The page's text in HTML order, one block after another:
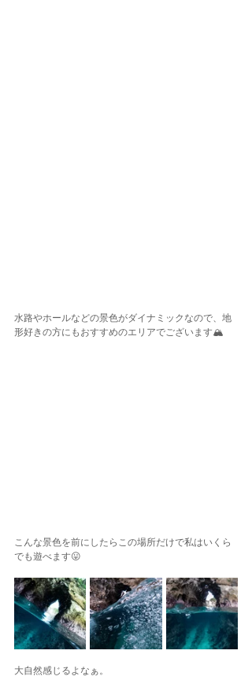
水路やホールなどの景色がダイナミックなので、地
形好きの方にもおすすめのエリアでございます🏔️
こんな景色を前にしたらこの場所だけで私はいくら
でも遊べます😛
大自然感じるよなぁ。